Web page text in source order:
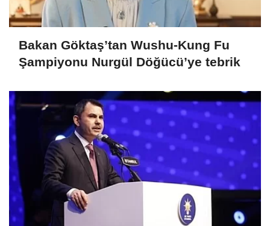
Bakan Göktaş’tan Wushu-Kung Fu
Şampiyonu Nurgül Döğücü’ye tebrik